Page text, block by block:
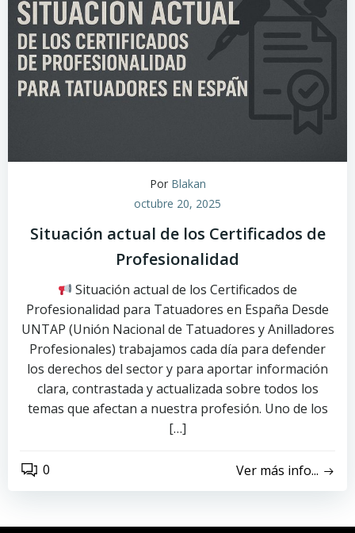
Por Blakan
octubre 20, 2025
Situación actual de los Certificados de
Profesionalidad
Situación actual de los Certificados de
Profesionalidad para Tatuadores en España Desde
UNTAP (Unión Nacional de Tatuadores y Anilladores
Profesionales) trabajamos cada día para defender
los derechos del sector y para aportar información
clara, contrastada y actualizada sobre todos los
temas que afectan a nuestra profesión. Uno de los
[…]
0 Ver más info...